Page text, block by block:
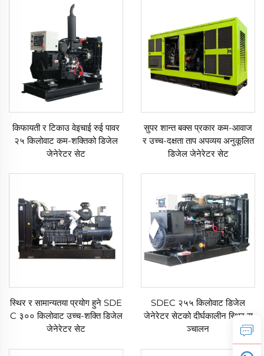
किफायती र टिकाउ वेइचाई रुई पावर
२५ किलोवाट कम-शक्तिको डिजेल
जेनेरेटर सेट
सुपर शान्त बक्स प्रकार कम-आवाज
र उच्च-दक्षता ताप अपव्यय अनुकूलित
डिजेल जेनेरेटर सेट
स्थिर र सामान्यतया प्रयोग हुने SDE
C ३०० किलोवाट उच्च-शक्ति डिजेल
जेनेरेटर सेट
SDEC २५५ किलोवाट डिजेल
जेनेरेटर सेटको दीर्घकालीन स्थिर स
ञ्चालन